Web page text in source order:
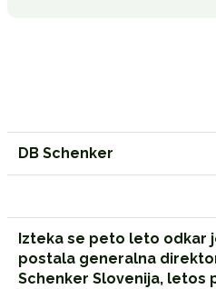
DB Schenker
Izteka se peto leto odkar
postala generalna
Schenker Slovenija, letos